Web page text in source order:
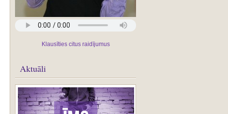
Klausīties citus raidījumus
Aktuāli